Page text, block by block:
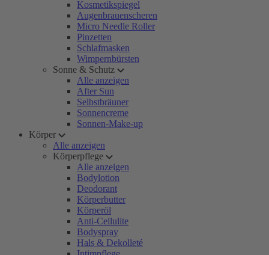
Kosmetikspiegel
Augenbrauenscheren
Micro Needle Roller
Pinzetten
Schlafmasken
Wimpernbürsten
Sonne & Schutz
Alle anzeigen
After Sun
Selbstbräuner
Sonnencreme
Sonnen-Make-up
Körper
Alle anzeigen
Körperpflege
Alle anzeigen
Bodylotion
Deodorant
Körperbutter
Körperöl
Anti-Cellulite
Bodyspray
Hals & Dekolleté